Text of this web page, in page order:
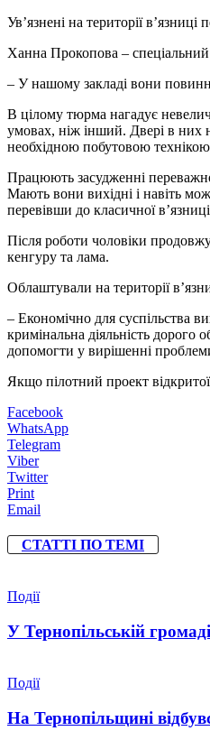
Ув’язнені на території
Ханна Прокопова – спеціальний
– У нашому закладі вони
В цілому тюрма нагадує
умовах, ніж інший. Двері в них
необхідною побутовою
Працюють засудженні
Мають вони вихідні і навіть
перевівши до класичної
Після роботи чоловіки
кенгуру та лама.
Облаштували на території
– Економічно для суспільства
кримінальна діяльність
допомогти у вирішенні
Якщо пілотний проект відкритої
Facebook
WhatsApp
Telegram
Viber
Twitter
Print
Email
СТАТТІ ПО ТЕМІ
Події
У Тернопільській
Події
На Тернопільщині